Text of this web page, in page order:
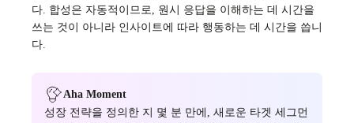
다. 합성은 자동적이므로, 원시 응답을 이해하는 데 시간을
쓰는 것이 아니라 인사이트에 따라 행동하는 데 시간을 씁니
다.
Aha Moment
성장 전략을 정의한 지 몇 분 만에, 새로운 타겟 세그먼